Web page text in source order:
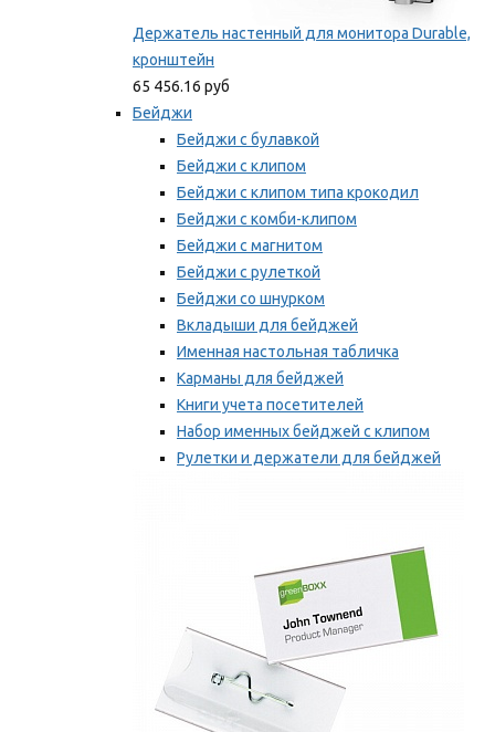
Держатель настенный для монитора Durable,
кронштейн
65 456.16 руб
Бейджи
Бейджи с булавкой
Бейджи с клипом
Бейджи с клипом типа крокодил
Бейджи с комби-клипом
Бейджи с магнитом
Бейджи с рулеткой
Бейджи со шнурком
Вкладыши для бейджей
Именная настольная табличка
Карманы для бейджей
Книги учета посетителей
Набор именных бейджей с клипом
Рулетки и держатели для бейджей